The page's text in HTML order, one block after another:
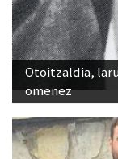
Otoitzaldia,
omenez